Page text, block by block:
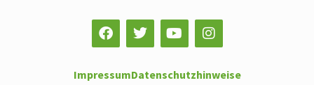
ImpressumDatenschutzhinweise